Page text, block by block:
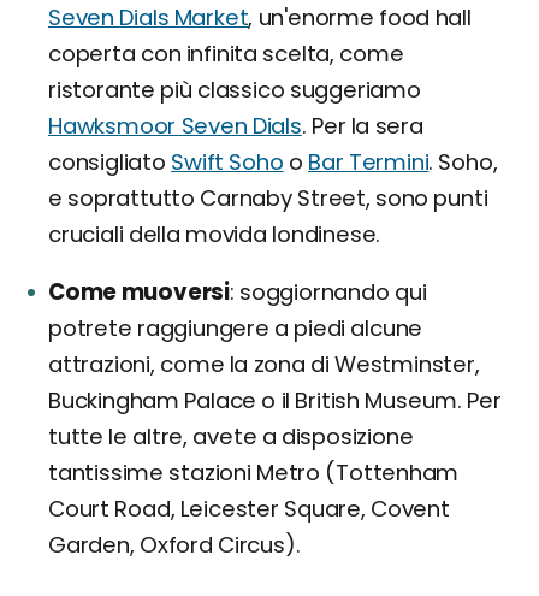
Seven Dials Market, un'enorme food hall
coperta con infinita scelta, come
ristorante più classico suggeriamo
Hawksmoor Seven Dials. Per la sera
consigliato Swift Soho o Bar Termini. Soho,
e soprattutto Carnaby Street, sono punti
cruciali della movida londinese.
Come muoversi soggiornando qui
potrete raggiungere a piedi alcune
attrazioni, come la zona di Westminster,
Buckingham Palace o il British Museum. Per
tutte le altre, avete a disposizione
tantissime stazioni Metro (Tottenham
Court Road, Leicester Square, Covent
Garden, Oxford Circus).